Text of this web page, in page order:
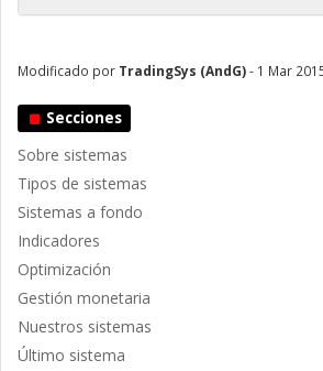
Modificado por TradingSys (AndG)- 1 Mar
Secciones
Sobre sistemas
Tipos de sistemas
Sistemas a fondo
Indicadores
Optimización
Gestión monetaria
Nuestros sistemas
Último sistema